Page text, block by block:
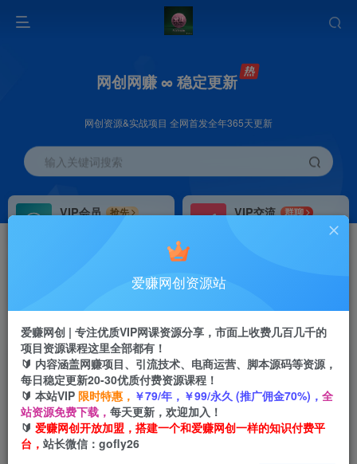
网创网赚 ∞ 稳定更新
网创资源&实战项目 全网首发全年365天更新
输入关键词搜索
VIP会员
抢先
VIP交流
群聊
研究探讨更多创业项目路子。
会员专属推广链接
首页 创业课程 会员专属 正文
（5303期）京东暴利一赔三，单号可下车1W+，
新号基本稳下（仅供揭秘）
爱赚网创
2年前发布
关注 私信
爱赚网创资源站
爱赚网创 | 专注优质VIP网课资源分享，市面上收费几百几千的
项目资源课程这里全部都有！
🔰 内容涵盖网赚项目、引流技术、电商运营、脚本源码等资源，
每日稳定更新20-30优质付费资源课程！
🔰 本站VIP 限时特惠， ￥79/年，￥99/永久 (推广佣金70%)， 全
站资源免费下载， 每天更新，欢迎加入！
🔰 爱赚网创开放加盟，搭建一个和爱赚网创一样的知识付费平
台， 站长微信：gofly26